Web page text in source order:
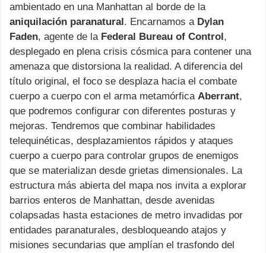
ambientado en una Manhattan al borde de la
aniquilación paranatural. Encarnamos a Dylan
Faden, agente de la Federal Bureau of Control,
desplegado en plena crisis cósmica para contener una
amenaza que distorsiona la realidad. A diferencia del
título original, el foco se desplaza hacia el combate
cuerpo a cuerpo con el arma metamórfica Aberrant,
que podremos configurar con diferentes posturas y
mejoras. Tendremos que combinar habilidades
telequinéticas, desplazamientos rápidos y ataques
cuerpo a cuerpo para controlar grupos de enemigos
que se materializan desde grietas dimensionales. La
estructura más abierta del mapa nos invita a explorar
barrios enteros de Manhattan, desde avenidas
colapsadas hasta estaciones de metro invadidas por
entidades paranaturales, desbloqueando atajos y
misiones secundarias que amplían el trasfondo del